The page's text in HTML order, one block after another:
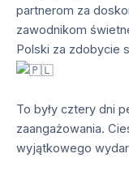
partnerom za
zawodnikom
Polski za zdobycie
To były cztery dni
zaangażowania.
wyjątkowego